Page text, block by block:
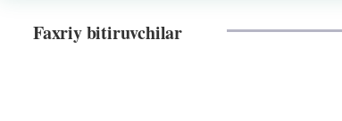
Faxriy bitiruvchilar